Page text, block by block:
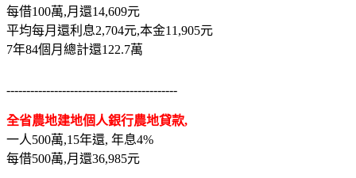
每借100萬,月還14,609元
平均每月還利息2,704元,本金11,905元
7年84個月總計還122.7萬
-------------------------------------------
全省農地建地個人銀行農地貸款,
一人500萬,15年還, 年息4%
每借500萬,月還36,985元